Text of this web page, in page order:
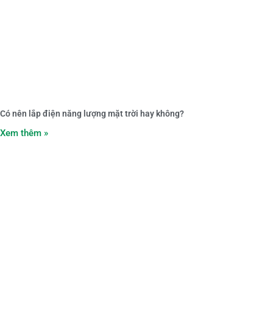
Có nên lắp điện năng lượng mặt trời hay không?
Xem thêm »